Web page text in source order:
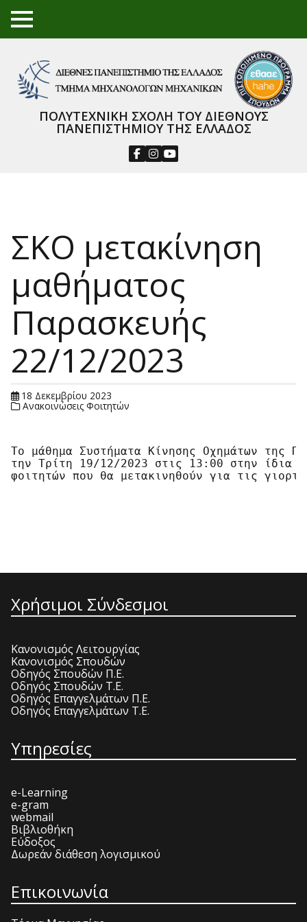
TO
GGL
NU
ΠΟΛΥΤΕΧΝΙΚΗ ΣΧΟΛΗ ΤΟΥ ΔΙΕΘΝΟΥΣ
ΠΑΝΕΠΙΣΤΗΜΙΟΥ ΤΗΣ ΕΛΛΑΔΟΣ
ΣΚΟ μετακίνηση
μαθήματος
Παρασκευής
22/12/2023
18 Δεκεμβρίου 2023
Ανακοινώσεις Φοιτητών
Το μάθημα Συστήματα Κίνησης Οχημάτων της
την Τρίτη 19/12/2023 στις 13:00 στην ίδια
φοιτητών που θα μετακινηθούν για τις
Χρήσιμοι Σύνδεσμοι
Κανονισμός Λειτουργίας
Κανονισμός Σπουδών
Οδηγός Σπουδών Π.Ε.
Οδηγός Σπουδών Τ.Ε.
Οδηγός Επαγγελμάτων Π.Ε.
Οδηγός Επαγγελμάτων Τ.Ε.
Υπηρεσίες
e-Learning
e-gram
webmail
Βιβλιοθήκη
Εύδοξος
Δωρεάν διάθεση λογισμικού
Επικοινωνία